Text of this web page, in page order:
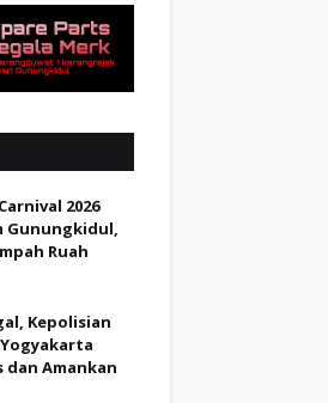
2026
Gunungkidul,
Ruah
Kepolisian
dan Amankan